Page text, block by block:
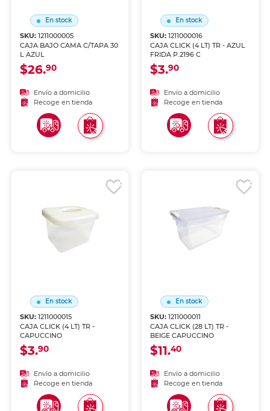
En stock
SKU:1211000005
CAJA BAJO CAMA C/TAPA 30
L AZUL
$26.90
Envío a domicilio
Recoge en tienda
En stock
SKU: 1211000016
CAJA CLICK (4 LT) TR - AZUL
FRIDA P.2196 C
$3.90
Envío a domicilio
Recoge en tienda
En stock
SKU:1211000015
CAJA CLICK (4 LT) TR -
CAPUCCINO
$3.90
Envío a domicilio
Recoge en tienda
En stock
SKU: 1211000011
CAJA CLICK (28 LT) TR -
BEIGE CAPUCCINO
$11.40
Envío a domicilio
Recoge en tienda